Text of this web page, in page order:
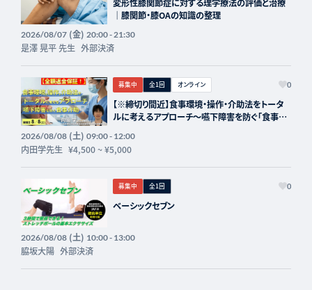
変形性膝関節症に対する理学療法の評価と治療
｜膝関節・膝OAの知識の整理
2026/08/07(金) 20:00 - 21:30
是澤 晃平 先生 外部決済
募集中 全1回 オンライン 0
【※締切り間近】食事環境・操作・介助法をトータ
ルに考えるアプローチ～嚥下障害を防ぐ「食事介
フォーライフ】
2026/08/08(土) 09:00 - 12:00
内田学先生 ¥4,500~¥5,000
募集中 全1回 0
ベーシックセブン
2026/08/08(土) 10:00 - 13:00
脇坂大陽 外部決済